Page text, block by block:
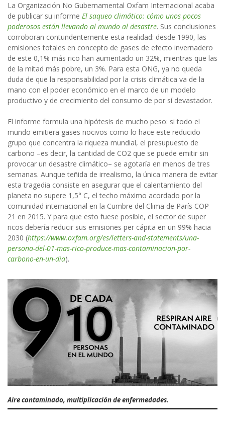
La Organización No Gubernamental Oxfam Internacional acaba
de publicar su informe El saqueo climático: cómo unos pocos
poderosos están llevando al mundo al desastre. Sus conclusiones
corroboran contundentemente esta realidad: desde 1990, las
emisiones totales en concepto de gases de efecto invernadero
de este 0,1% más rico han aumentado un 32%, mientras que las
de la mitad más pobre, un 3%. Para esta ONG, ya no queda
duda de que la responsabilidad por la crisis climática va de la
mano con el poder económico en el marco de un modelo
productivo y de crecimiento del consumo de por sí devastador.
El informe formula una hipótesis de mucho peso: si todo el
mundo emitiera gases nocivos como lo hace este reducido
grupo que concentra la riqueza mundial, el presupuesto de
carbono –es decir, la cantidad de CO2 que se puede emitir sin
provocar un desastre climático– se agotaría en menos de tres
semanas. Aunque teñida de irrealismo, la única manera de evitar
esta tragedia consiste en asegurar que el calentamiento del
planeta no supere 1,5° C, el techo máximo acordado por la
comunidad internacional en la Cumbre del Clima de París COP
21 en 2015. Y para que esto fuese posible, el sector de super
ricos debería reducir sus emisiones per cápita en un 99% hacia
2030 (https://www.oxfam.org/es/letters-and-statements/una-
persona-del-01-mas-rico-produce-mas-contaminacion-por-
carbono-en-un-dia).
Aire contaminado, multiplicación de enfermedades.